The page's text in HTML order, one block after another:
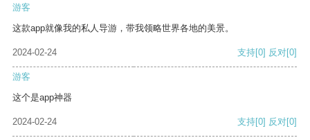
游客
这款app就像我的私人导游，带我领略世界各地的美景。
2024-02-24 支持[0] 反对[0]
游客
这个是app神器
2024-02-24 支持[0] 反对[0]